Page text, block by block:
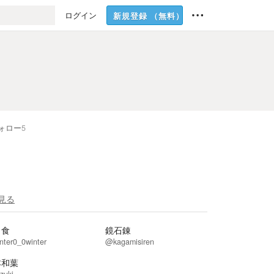
ログイン 新規登録 （無料）
ロー5
る
鏡石錬
@kagamisiren
葉